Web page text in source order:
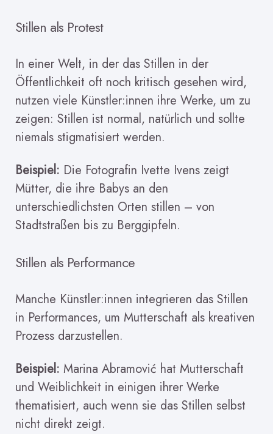
Stillen als Protest
In einer Welt, in der das Stillen in der
Öffentlichkeit oft noch kritisch gesehen wird,
nutzen viele Künstler:innen ihre Werke, um zu
zeigen: Stillen ist normal, natürlich und sollte
niemals stigmatisiert werden.
Beispiel: Die Fotografin Ivette Ivens zeigt
Mütter, die ihre Babys an den
unterschiedlichsten Orten stillen – von
Stadtstraßen bis zu Berggipfeln.
Stillen als Performance
Manche Künstler:innen integrieren das Stillen
in Performances, um Mutterschaft als kreativen
Prozess darzustellen.
Beispiel: Marina Abramović hat Mutterschaft
und Weiblichkeit in einigen ihrer Werke
thematisiert, auch wenn sie das Stillen selbst
nicht direkt zeigt.